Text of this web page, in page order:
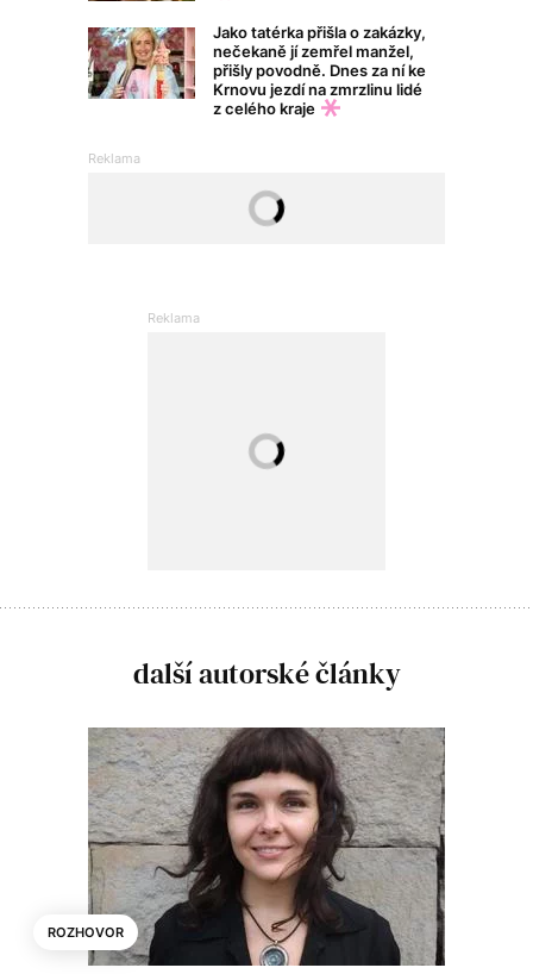
Jako tatérka přišla o zakázky,
nečekaně jí zemřel manžel,
přišly povodně. Dnes za ní ke
Krnovu jezdí na zmrzlinu lidé
z celého kraje
další autorské články
ROZHOVOR